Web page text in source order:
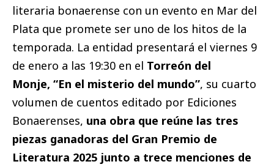
literaria bonaerense con un evento en Mar del
Plata que promete ser uno de los hitos de la
temporada. La entidad presentará el viernes 9
de enero a las 19:30 en el Torreón del
Monje, “En el misterio del mundo”, su cuarto
volumen de cuentos editado por Ediciones
Bonaerenses, una obra que reúne las tres
piezas ganadoras del Gran Premio de
Literatura 2025 junto a trece menciones de